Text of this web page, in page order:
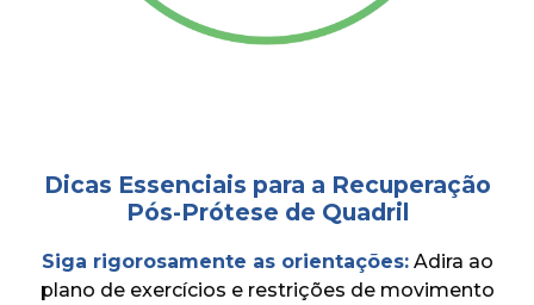
Dicas Essenciais para a Recuperação
Pós-Prótese de Quadril
Siga rigorosamente as orientações:Adira ao
plano de exercícios e restrições de movimento